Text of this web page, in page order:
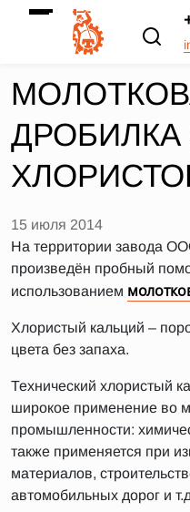
ДРОБИЛКА
15 июля 2014
На территории завода
произведён пробный
использованием
Хлористый кальций –
цвета без запаха.
Технический хлористый
широкое применение во
промышленности:
также применяется при
материалов,
автомобильных дорог и